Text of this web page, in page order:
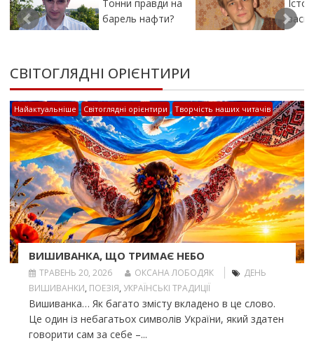
Тонни правди на
барель нафти?
СВІТОГЛЯДНІ ОРІЄНТИРИ
Найактуальніше Світоглядні орієнтири Творчість наших читачів
ВИШИВАНКА, ЩО ТРИМАЄ НЕБО
ТРАВЕНЬ 20, 2026 ОКСАНА ЛОБОДЯК
ДЕНЬ
ВИШИВАНКИ, ПОЕЗІЯ, УКРАЇНСЬКІ ТРАДИЦІЇ
Вишиванка… Як багато змісту вкладено в це слово.
Це один із небагатьох символів України, який здатен
говорити сам за себе –...